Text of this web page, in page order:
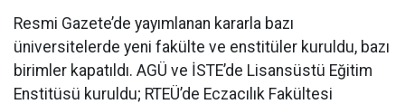
Resmi Gazete’de yayımlanan kararla bazı
üniversitelerde yeni fakülte ve enstitüler kuruldu, bazı
birimler kapatıldı. AGÜ ve İSTE’de Lisansüstü Eğitim
Enstitüsü kuruldu; RTEÜ’de Eczacılık Fakültesi